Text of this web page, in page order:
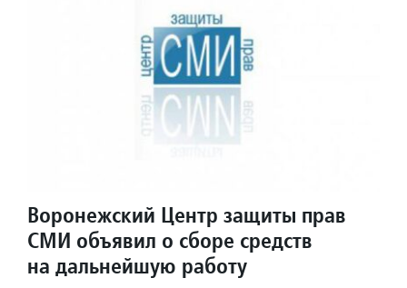
Воронежский Центр защиты прав
СМИ объявил о сборе средств
на дальнейшую работу